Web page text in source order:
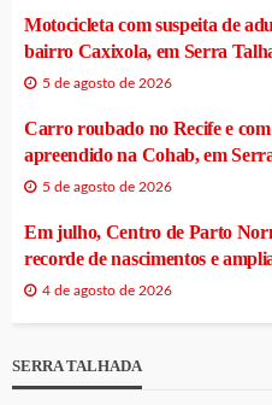
Motocicleta com suspeita de
bairro Caxixola, em Serra
5 de agosto de 2026
Carro roubado no Recife e com
apreendido na Cohab, em
5 de agosto de 2026
Em julho, Centro de Parto
recorde de nascimentos e
4 de agosto de 2026
SERRA TALHADA